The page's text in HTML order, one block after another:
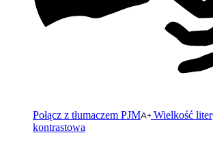
Połącz z tłumaczem PJM Wielkość liter
kontrastowa